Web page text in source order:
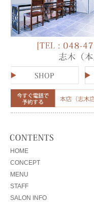
HOME
CONCEPT
MENU
STAFF
SALON INFO